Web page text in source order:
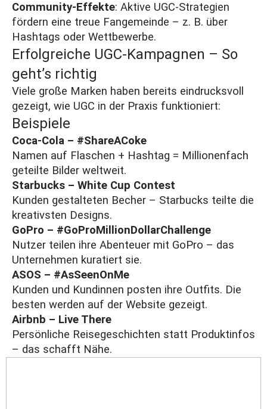
Community-Effekte: Aktive UGC-Strategien
fördern eine treue Fangemeinde – z. B. über
Hashtags oder Wettbewerbe.
Erfolgreiche UGC-Kampagnen – So
geht’s richtig
Viele große Marken haben bereits eindrucksvoll
gezeigt, wie UGC in der Praxis funktioniert:
Beispiele
Coca-Cola – #ShareACoke
Namen auf Flaschen + Hashtag = Millionenfach
geteilte Bilder weltweit.
Starbucks – White Cup Contest
Kunden gestalteten Becher – Starbucks teilte die
kreativsten Designs.
GoPro – #GoProMillionDollarChallenge
Nutzer teilen ihre Abenteuer mit GoPro – das
Unternehmen kuratiert sie.
ASOS – #AsSeenOnMe
Kunden und Kundinnen posten ihre Outfits. Die
besten werden auf der Website gezeigt.
Airbnb – Live There
Persönliche Reisegeschichten statt Produktinfos
– das schafft Nähe.